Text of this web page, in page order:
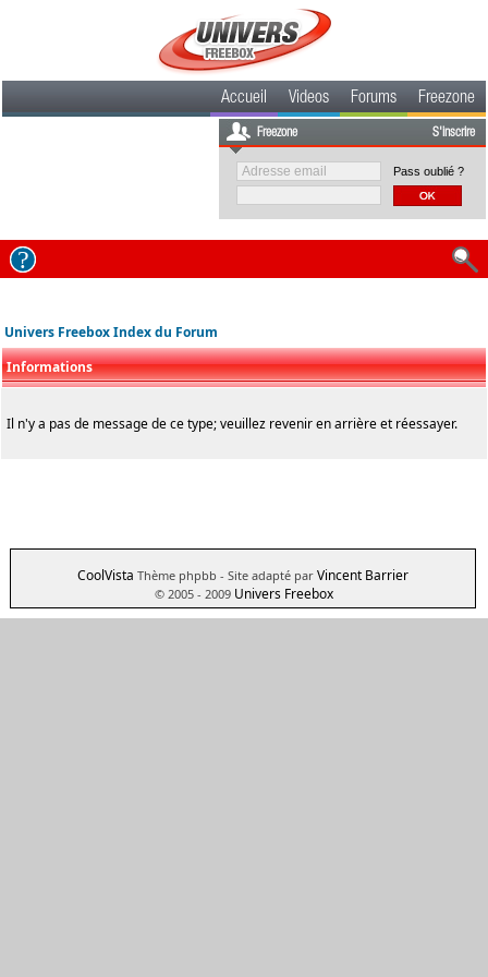
Accueil Videos Forums Freezone
Freezone S'inscrire
Pass oublié ?
Univers Freebox Index du Forum
Informations
Il n'y a pas de message de ce type; veuillez revenir en arrière et réessayer.
CoolVista Thème phpbb - Site adapté par Vincent Barrier
© 2005 - 2009 Univers Freebox